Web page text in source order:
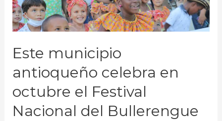
Este municipio
antioqueño celebra en
octubre el Festival
Nacional del Bullerengue